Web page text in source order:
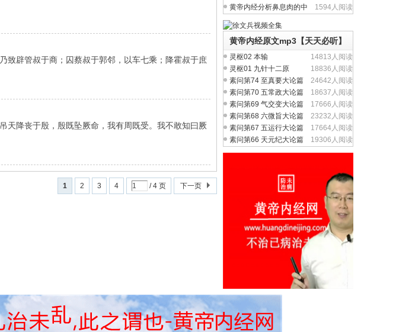
辟管叔于商；囚蔡叔于郭邻，以车七乘；降霍叔于庶
降丧于殷，殷既坠厥命，我有周既受。我不敢知曰厥
1 2 3 4 / 4 页 下一页
医养生治疗与食疗
1594人阅读
黄帝内经分析鼻息肉的中
黄帝内经原文mp3【天天必听】
14813人阅读
灵枢02 本输
18836人阅读
灵枢01 九针十二原
24642人阅读
素问第74 至真要大论篇
18637人阅读
素问第70 五常政大论篇
17666人阅读
素问第69 气交变大论篇
23232人阅读
素问第68 六微旨大论篇
17664人阅读
素问第67 五运行大论篇
19306人阅读
素问第66 天元纪大论篇